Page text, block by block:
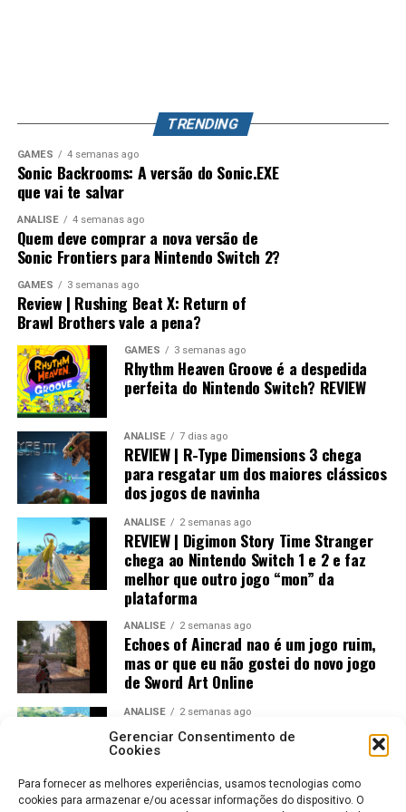
Gerenciar Consentimento de
Cookies
Para fornecer as melhores experiências, usamos tecnologias como
cookies para armazenar e/ou acessar informações do dispositivo. O
mas também pode representar o primeiro passo para a
maior evolução que a série já teve.
Desempenho impressionante no
Switch 2 e um verdadeiro milagre no
Switch 1
Visualmente, o jogo impressiona bastante.
NoNintendo Switch 2, a qualidade gráfica
praticamente não fica devendo em relação às versões de
PlayStation 5 e Xbox, entregando uma experiência
muito próxima dos consoles mais potentes.
Já noNintendo Switch 1, o trabalho de otimização
TRENDING
GAMES 4 semanas ago
Sonic Backrooms: A versão do Sonic.EXE
que vai te salvar
ANÁLISE 4 semanas ago
Quem deve comprar a nova versão de
Sonic Frontiers para Nintendo Switch 2?
GAMES 3 semanas ago
Review | Rushing Beat X: Return of
Brawl Brothers vale a pena?
GAMES 3 semanas ago
Rhythm Heaven Groove é a despedida
perfeita do Nintendo Switch? REVIEW
ANÁLISE 7 dias ago
REVIEW | R-Type Dimensions 3 chega
para resgatar um dos maiores clássicos
dos jogos de navinha
ANÁLISE 2 semanas ago
REVIEW | Digimon Story Time Stranger
chega ao Nintendo Switch 1 e 2 e faz
melhor que outro jogo “mon” da
plataforma
ANÁLISE 2 semanas ago
Echoes of Aincrad nao é um jogo ruim,
mas or que eu não gostei do novo jogo
de Sword Art Online
ANÁLISE 2 semanas ago
Jogos Amados e Odiados do Sonic: Os
Maiores Acertos e Erros da SEGA